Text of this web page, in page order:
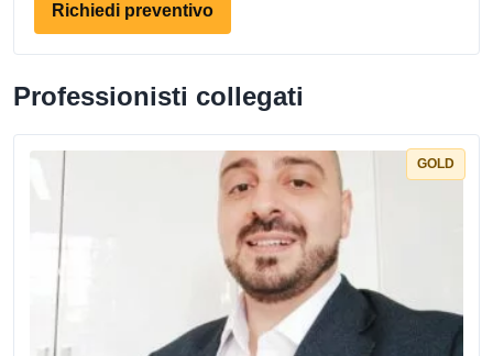
Richiedi preventivo
Professionisti collegati
GOLD